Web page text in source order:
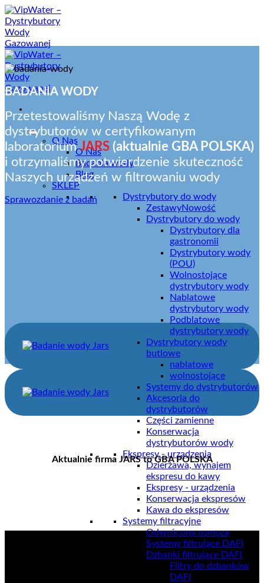
Przewiń
do
zawartości
O Nas
O Nas
Badania wody
Blog
SKLEP
Dystrybutory do wody
ZestawyNowość
Dystrybutory do wody
Dystrybutory dla
gastronomii
Dystrybutory wody
(POU)
Wolnostojące
dystrybutory wody
Nablatowe
dystrybutory wody
Podblatowe
dystrybutory wody
Dystrybutory wody
butlowe
nablatowe
wolnostojące
Systemy do dystrybutorów
Akcesoria do
dystrybutorów
Części zamienne
Konserwacja
dystrybutorów wody
Ekspresy - urządzenia
Dzierżawa, wynajem
ekspresu do kawy
Ekspresy - urządzenia
Konserwacja ekspresów
Kawa do ekspresów
Systemy filtracyjne
Odwrócona osmoza
Systemy filtrujące DAFI
Dzbanki filtrujące DAFI
Filtry do dzbanków
DAFI
BADANIA WODY
Przetestowaliśmy Naszą Wodę z
dystrybutorów w certyfikowanym
laboratorium JARS (aktualnie GBA POLSKA)
i otrzymaliśmy potwierdzenie skuteczność
Naszych urządzeń w filtrowaniu wody
Sprawozdanie z badań
Aktualnie firma JARS to GBA POLSKA